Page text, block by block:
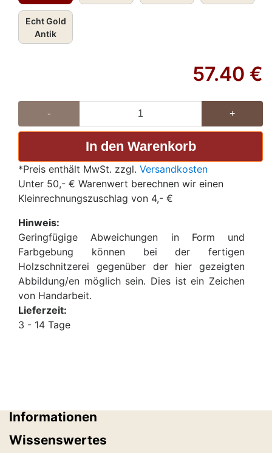
Echt Gold
Antik
57.40 €
- +
*Preis enthält MwSt. zzgl. Versandkosten
Unter 50,- € Warenwert berechnen wir einen
Kleinrechnungszuschlag von 4,- €
Hinweis:
Geringfügige Abweichungen in Form und
Farbgebung können bei der fertigen
Holzschnitzerei gegenüber der hier gezeigten
Abbildung/en möglich sein. Dies ist ein Zeichen
von Handarbeit.
Lieferzeit:
3 - 14 Tage
Informationen
Wissenswertes